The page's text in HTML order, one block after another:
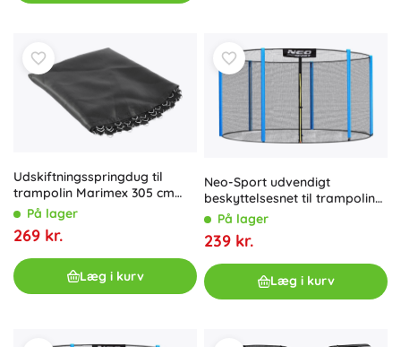
Udskiftningsspringdug til
trampolin Marimex 305 cm
(60 fjedre, diameter 264 cm)
På lager
269 kr.
Læg i kurv
Neo-Sport udvendigt
beskyttelsesnet til trampolin
244–252 cm (8 ft) til 6 stolper
På lager
239 kr.
Læg i kurv